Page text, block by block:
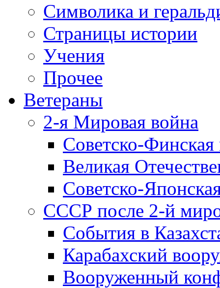
Символика и
Страницы истории
Учения
Прочее
Ветераны
2-я Мировая война
Советско-
Великая
Советско-
СССР после 2-й
События в
Карабахский
Вооруженный